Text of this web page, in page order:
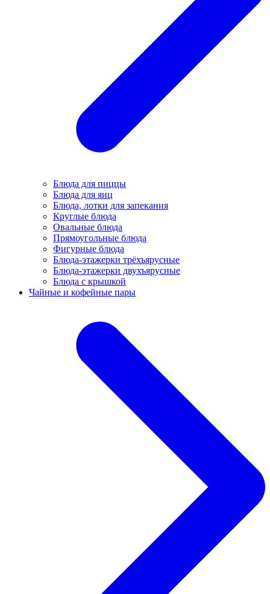
Блюда для пиццы
Блюда для яиц
Блюда, лотки для запекания
Круглые блюда
Овальные блюда
Прямоугольные блюда
Фигурные блюда
Блюда-этажерки трёхъярусные
Блюда-этажерки двухъярусные
Блюда с крышкой
Чайные и кофейные пары